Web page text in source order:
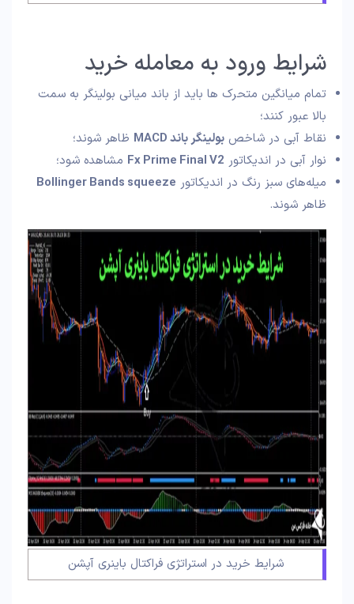
شرایط ورود به معامله خرید
تمام میانگین متحرک‌ ها باید از باند میانی بولینگر به سمت
بالا عبور کنند؛
نقاط آبی در شاخص بولینگر باند MACD
ظاهر شوند؛
نوار آبی در اندیکاتور Fx Prime Final V2 مشاهده شود؛
میله‌های سبز رنگ در اندیکاتور Bollinger Bands squeeze
ظاهر شوند.
شرایط خرید در استراتژی فراکتال باینری آپشن